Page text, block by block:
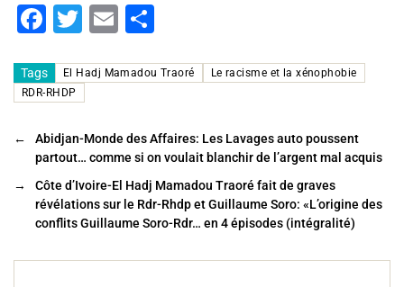
F
c
e
b
o
o
k
T
tt
er
E
ai ta
er
Tags El Hadj Mamadou Traoré
Le racisme et la xénophobie
RDR-RHDP
←
Abidjan-Monde des Affaires: Les Lavages auto poussent
partout… comme si on voulait blanchir de l’argent mal acquis
→
Côte d’Ivoire-El Hadj Mamadou Traoré fait de graves
révélations sur le Rdr-Rhdp et Guillaume Soro: «L’origine des
conflits Guillaume Soro-Rdr… en 4 épisodes (intégralité)